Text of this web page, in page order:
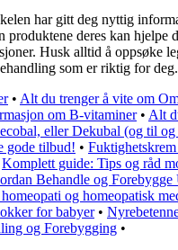
har gitt deg nyttig
produktene deres kan hjelpe
Husk alltid å oppsøke
som er riktig for deg.
• Alt du trenger å vite om
om B-vitaminer• Alt
eller Dekubal (og til
gode tilbud! •
Komplett guide: Tips og råd
Behandle og Forebygge
og homeopatisk
for babyer•
og Forebygging •